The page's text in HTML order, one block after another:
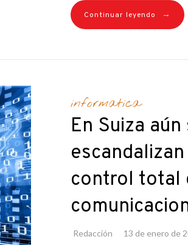
Continuar leyendo →
informatica
En Suiza aún
control total
Redacción 13 de enero de